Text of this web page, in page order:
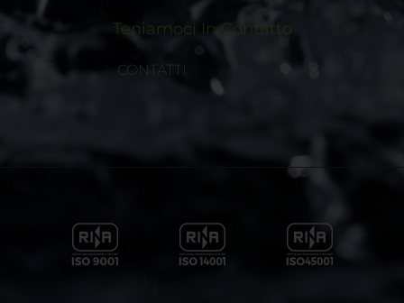
Teniamoci In Contatto
CONTATTI